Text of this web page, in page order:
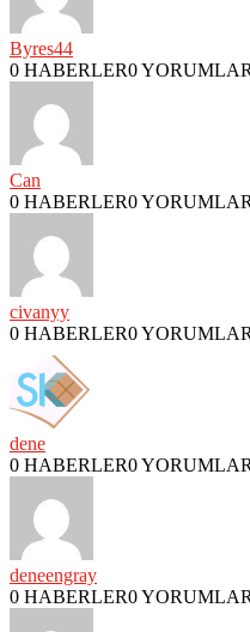
Byres44
0 HABERLER0 YORUMLAR
Can
0 HABERLER0 YORUMLAR
civanyy
0 HABERLER0 YORUMLAR
dene
0 HABERLER0 YORUMLAR
deneengray
0 HABERLER0 YORUMLAR